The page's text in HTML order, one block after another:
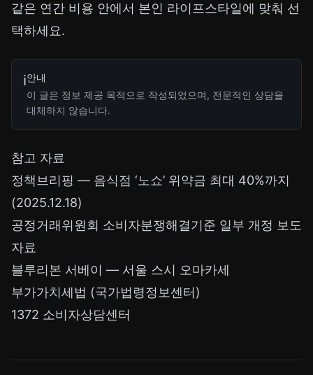
같은 연간 비용 안에서 본인 라이프스타일에 맞춰 선
택하세요.
ℹ️안내
이 글은 정보 제공 목적으로 작성되었으며, 전문적인 상담을
대체하지 않습니다.
참고 자료
정책브리핑 — 음식점 ‘노쇼’ 위약금 최대 40%까지
(2025.12.18)
공정거래위원회 소비자분쟁해결기준 일부 개정 보도
자료
블루리본 서베이 — 서울 스시 오마카세
부가가치세법 (국가법령정보센터)
1372 소비자상담센터